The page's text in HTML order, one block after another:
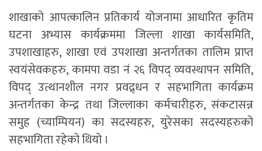
शाखाको आपत्कालिन प्रतिकार्य योजनामा आधारित कृतिम
घटना अभ्यास कार्यक्रममा जिल्ला शाखा कार्यसमिति,
उपशाखाहरु, शाखा एवं उपशाखा अन्तर्गतका तालिम प्राप्त
स्वयंसेवकहरु, कामपा वडा नं २६ विपद् व्यवस्थापन समिति,
विपद् उत्थानशील नगर प्रवद्र्धन र सहभागिता कार्यक्रम
अन्तर्गतका केन्द्र तथा जिल्लाका कर्मचारीहरु, संकटासन्न
समुह (च्याम्पियन) का सदस्यहरु, युरेसका सदस्यहरुको
सहभागिता रहेको थियो ।